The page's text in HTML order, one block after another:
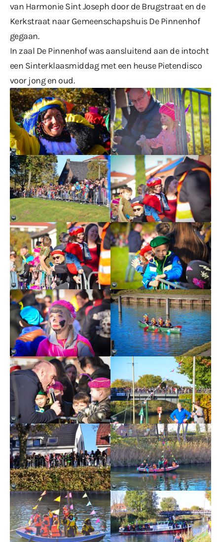
van Harmonie Sint Joseph door de Brugstraat en de
Kerkstraat naar Gemeenschapshuis De Pinnenhof
gegaan.
In zaal De Pinnenhof was aansluitend aan de intocht
een Sinterklaasmiddag met een heuse Pietendisco
voor jong en oud.